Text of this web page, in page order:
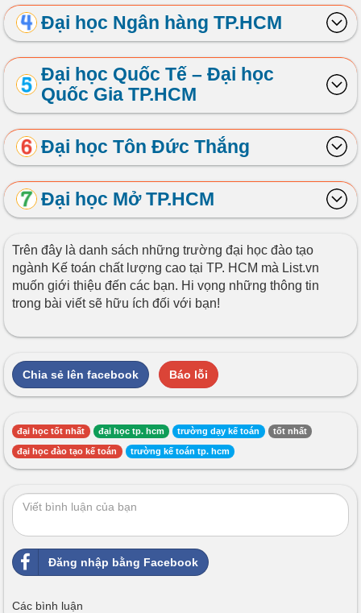
Đại học Ngân hàng TP.HCM
Đại học Quốc Tế – Đại học
Quốc Gia TP.HCM
Đại học Tôn Đức Thắng
Đại học Mở TP.HCM
Trên đây là danh sách những trường đại học đào tạo
ngành Kế toán chất lượng cao tại TP. HCM mà List.vn
muốn giới thiệu đến các bạn. Hi vọng những thông tin
trong bài viết sẽ hữu ích đối với bạn!
Chia sẻ lên facebook Báo lỗi
đại học tốt nhất đại học tp. hcm trường dạy kế toán tốt nhất
đại học đào tạo kế toán trường kế toán tp. hcm
Đăng nhập bằng Facebook
Các bình luận